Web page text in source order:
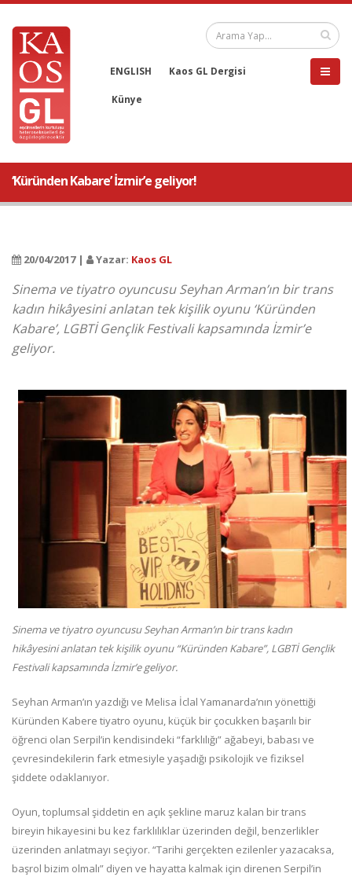
ENGLISH Kaos GL Dergisi
Künye
‘Küründen Kabare’ İzmir’e geliyor!
20/04/2017 | Yazar: Kaos GL
Sinema ve tiyatro oyuncusu Seyhan Arman’ın bir trans
kadın hikâyesini anlatan tek kişilik oyunu ‘Küründen
Kabare’, LGBTİ Gençlik Festivali kapsamında İzmir’e
geliyor.
Sinema ve tiyatro oyuncusu Seyhan Arman’ın bir trans kadın
hikâyesini anlatan tek kişilik oyunu “Küründen Kabare”, LGBTİ Gençlik
Festivali kapsamında İzmir’e geliyor.
Seyhan Arman’ın yazdığı ve Melisa İclal Yamanarda’nın yönettiği
Küründen Kabere tiyatro oyunu, küçük bir çocukken başarılı bir
öğrenci olan Serpil’in kendisindeki “farklılığı” ağabeyi, babası ve
çevresindekilerin fark etmesiyle yaşadığı psikolojik ve fiziksel
şiddete odaklanıyor.
Oyun, toplumsal şiddetin en açık şekline maruz kalan bir trans
bireyin hikayesini bu kez farklılıklar üzerinden değil, benzerlikler
üzerinden anlatmayı seçiyor. “Tarihi gerçekten ezilenler yazacaksa,
başrol bizim olmalı” diyen ve hayatta kalmak için direnen Serpil’in